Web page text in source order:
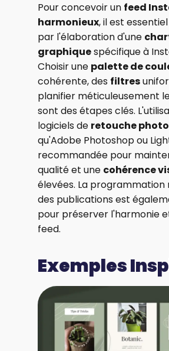
Pour concevoir un feed
harmonieux, il est
par l'élaboration d'une
graphiquespécifique à
Choisir une palette de
cohérente, des filtres
planifier méticuleusement
sont des étapes clés.
logiciels de retouche photo
qu'Adobe Photoshop ou
recommandée pour
qualité et une cohérence
élevées. La programmation
des publications est
pour préserver l'harmonie
feed.
Exemples